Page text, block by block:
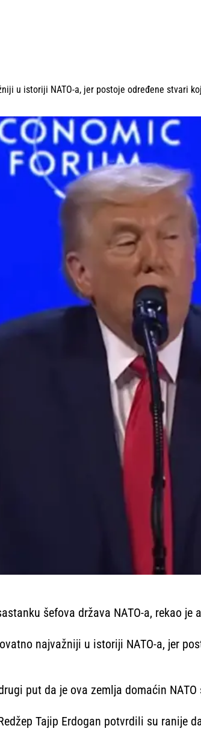
u istoriji NATO-a, jer postoje određene stvari
šefova država NATO-a, rekao
najvažniji u istoriji NATO-a, jer
put da je ova zemlja domaćin
Tajip Erdogan potvrdili su